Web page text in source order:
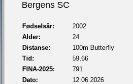
Bergens SC
Fødselsår:
2002
Alder:
24
Distanse:
100m Butterfly
Tid:
59,66
FINA-2025:
791
Dato:
12.06.2026